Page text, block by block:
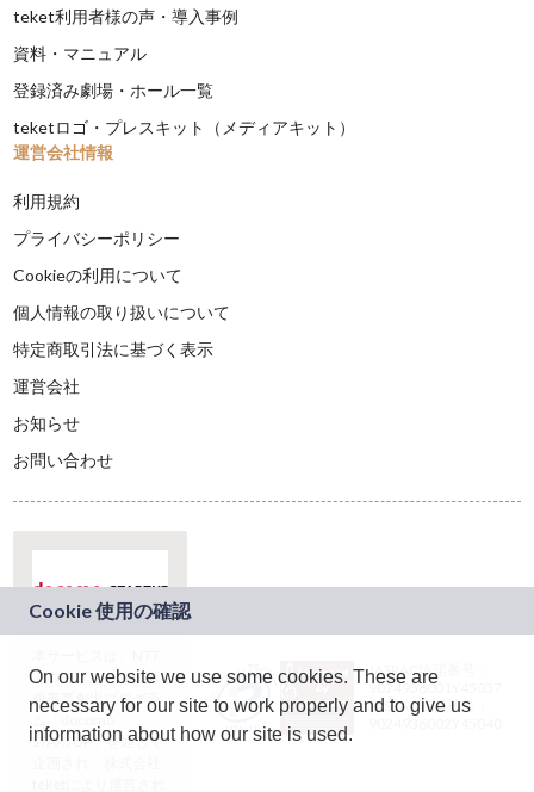
teket利用者様の声・導入事例
資料・マニュアル
登録済み劇場・ホール一覧
teketロゴ・プレスキット（メディアキット）
運営会社情報
利用規約
プライバシーポリシー
Cookieの利用について
個人情報の取り扱いについて
特定商取引法に基づく表示
運営会社
お知らせ
お問い合わせ
ドコモグループの新
規事業創出プログラ
ム「docomo
STARTUP」を通じて
JASRAC許諾番号：
9024936001Y45037
JASRAC許諾番号：
On our website we use some cookies. These are
necessary for our site to work properly and to give us
information about how our site is used.